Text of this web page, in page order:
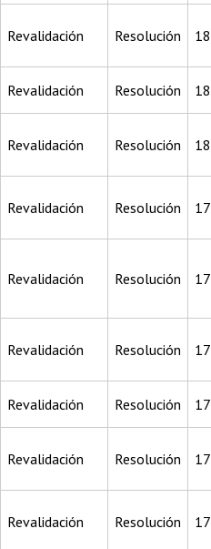
Revalidación Resolución 18
Revalidación Resolución 18
Revalidación Resolución 18
Revalidación Resolución 17
Revalidación Resolución 17
Revalidación Resolución 17
Revalidación Resolución 17
Revalidación Resolución 17
Revalidación Resolución 17